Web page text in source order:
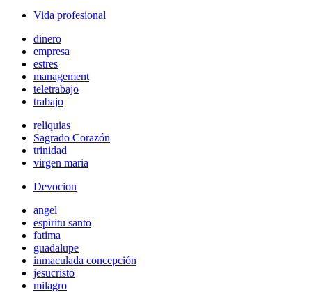
Vida profesional
dinero
empresa
estres
management
teletrabajo
trabajo
reliquias
Sagrado Corazón
trinidad
virgen maria
Devocion
angel
espiritu santo
fatima
guadalupe
inmaculada concepción
jesucristo
milagro